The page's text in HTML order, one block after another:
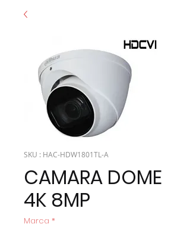
SKU : HAC-HDW1801TL-A
CAMARA DOME
4K 8MP
Marca *